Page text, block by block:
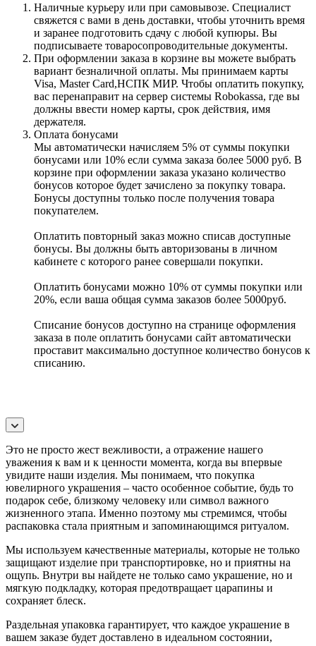
Наличные курьеру или при самовывозе. Специалист
свяжется с вами в день доставки, чтобы уточнить время
и заранее подготовить сдачу с любой купюры. Вы
подписываете товаросопроводительные документы.
При оформлении заказа в корзине вы можете выбрать
вариант безналичной оплаты. Мы принимаем карты
Visa, Master Card,НСПК МИР. Чтобы оплатить покупку,
вас перенаправит на сервер системы Robokassa, где вы
должны ввести номер карты, срок действия, имя
держателя.
Оплата бонусами
Мы автоматически начисляем 5% от суммы покупки
бонусами или 10% если сумма заказа более 5000 руб. В
корзине при оформлении заказа указано количество
бонусов которое будет зачислено за покупку товара.
Бонусы доступны только после получения товара
покупателем.
Оплатить повторный заказ можно списав доступные
бонусы. Вы должны быть авторизованы в личном
кабинете с которого ранее совершали покупки.
Оплатить бонусами можно 10% от суммы покупки или
20%, если ваша общая сумма заказов более 5000руб.
Списание бонусов доступно на странице оформления
заказа в поле оплатить бонусами сайт автоматически
проставит максимально доступное количество бонусов к
списанию.
Это не просто жест вежливости, а отражение нашего
уважения к вам и к ценности момента, когда вы впервые
увидите наши изделия. Мы понимаем, что покупка
ювелирного украшения – часто особенное событие, будь то
подарок себе, близкому человеку или символ важного
жизненного этапа. Именно поэтому мы стремимся, чтобы
распаковка стала приятным и запоминающимся ритуалом.
Мы используем качественные материалы, которые не только
защищают изделие при транспортировке, но и приятны на
ощупь. Внутри вы найдете не только само украшение, но и
мягкую подкладку, которая предотвращает царапины и
сохраняет блеск.
Раздельная упаковка гарантирует, что каждое украшение в
вашем заказе будет доставлено в идеальном состоянии,